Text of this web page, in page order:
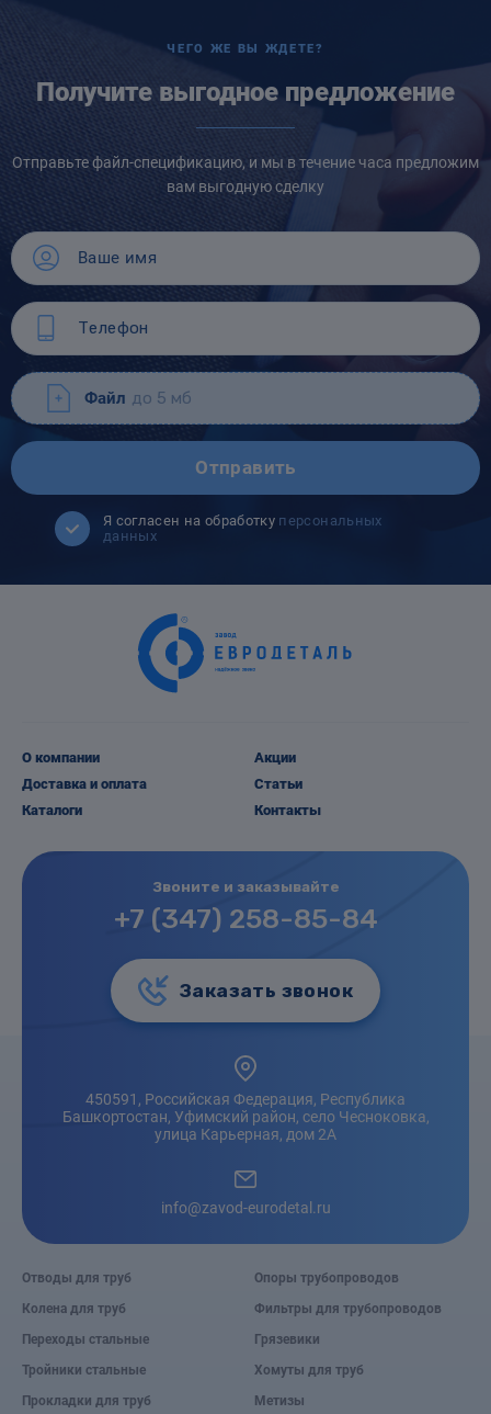
ЧЕГО ЖЕ ВЫ ЖДЕТЕ?
Получите выгодное предложение
Отправьте файл-спецификацию, и мы в течение часа предложим
вам выгодную сделку
Файл до 5 мб
Отправить
Я согласен на обработку персональных
данных
О компании
Доставка и оплата
Каталоги
Акции
Статьи
Контакты
Звоните и заказывайте
+7 (347) 258-85-84
Заказать звонок
450591, Российская Федерация, Республика
Башкортостан, Уфимский район, село Чесноковка,
улица Карьерная, дом 2А
info@zavod-eurodetal.ru
Отводы для труб
Колена для труб
Переходы стальные
Тройники стальные
Прокладки для труб
Опоры трубопроводов
Фильтры для трубопроводов
Грязевики
Хомуты для труб
Метизы